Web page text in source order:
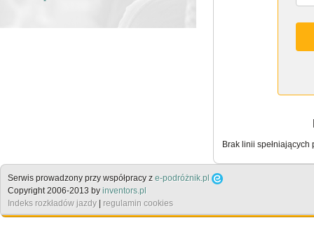
Brak linii spełniających
Serwis prowadzony przy współpracy z e-podróżnik.pl
Copyright 2006-2013 by inventors.pl
Indeks rozkładów jazdy
regulamin cookies